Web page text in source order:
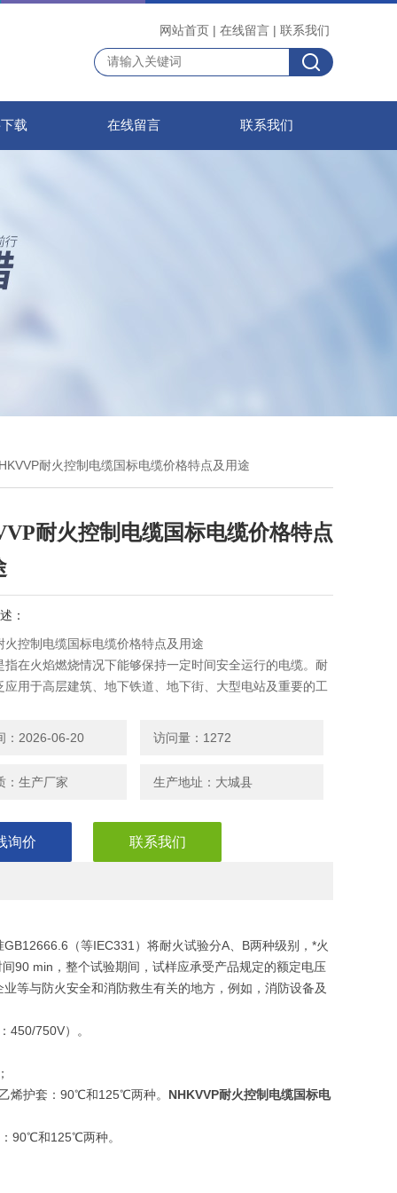
网站首页 | 在线留言 | 联系我们
载 在线留言 联系我们
耐火控制电缆国标电缆价格特点及用途
耐火控制电缆国标电缆价格特点
：
火控制电缆国标电缆价格特点及用途
指在火焰燃烧情况下能够保持一定时间安全运行的电缆。耐
应用于高层建筑、地下铁道、地下街、大型电站及重要的工
设施的供电线路和控制线路。
：2026-06-20 访问量：1272
：生产厂家 生产地址：大城县
询价 联系我们
（等IEC331）将耐火试验分A、B两种级别，*火
90 min，整个试验期间，试样应承受产品规定的额定电压
等与防火安全和消防救生有关的地方，例如，消防设备及
750V）。
护套：90℃和125℃两种。 NHKVVP耐火控制电缆国标电
90℃和125℃两种。